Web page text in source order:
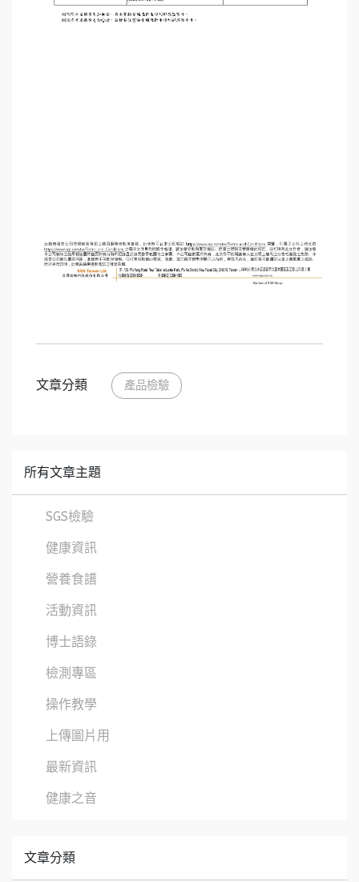
文章分類 產品檢驗
所有文章主題
SGS檢驗
健康資訊
營養食譜
活動資訊
博士語錄
檢測專區
操作教學
上傳圖片用
最新資訊
健康之音
文章分類